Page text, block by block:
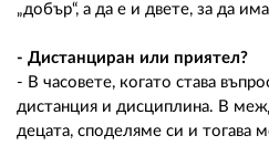
„добър“, а да е и двете, за да
- Дистанциран или приятел?
- В часовете, когато става
дистанция и дисциплина. В
децата, споделяме си и тогава